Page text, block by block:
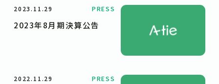
2023.11.29 PRESS
2023年8月期決算公告
2022.11.29 PRESS